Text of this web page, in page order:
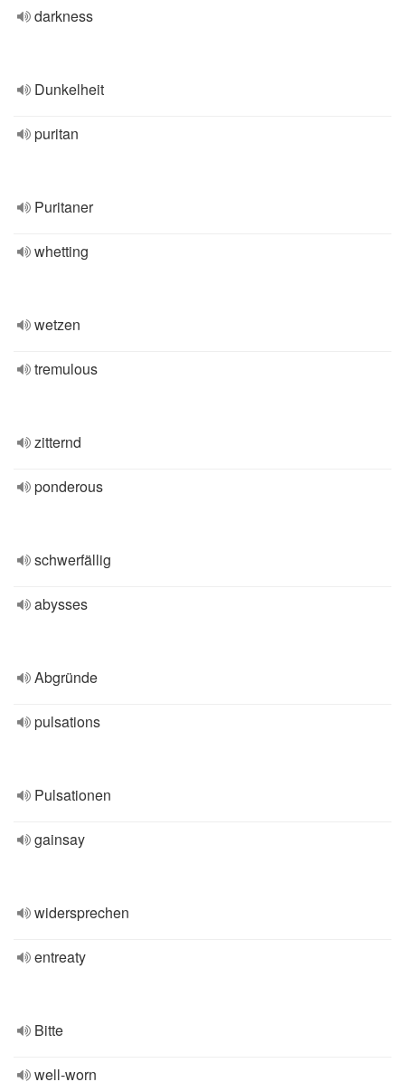
darkness
Dunkelheit
puritan
Puritaner
whetting
wetzen
tremulous
zitternd
ponderous
schwerfällig
abysses
Abgründe
pulsations
Pulsationen
gainsay
widersprechen
entreaty
Bitte
well-worn